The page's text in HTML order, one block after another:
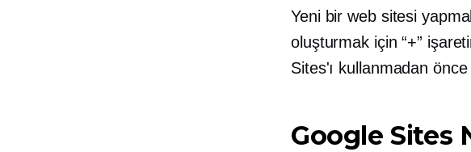
Yeni bir web sitesi
oluşturmak için “+”
Sites'ı kullanmadan
Google Sites